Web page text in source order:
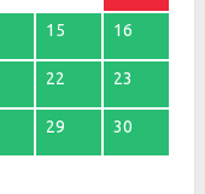
15 16
22 23
29 30